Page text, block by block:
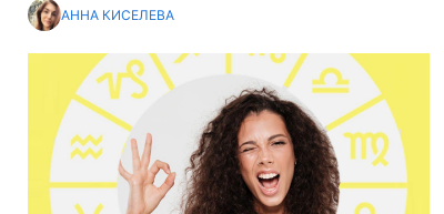
АННА КИСЕЛЕВА